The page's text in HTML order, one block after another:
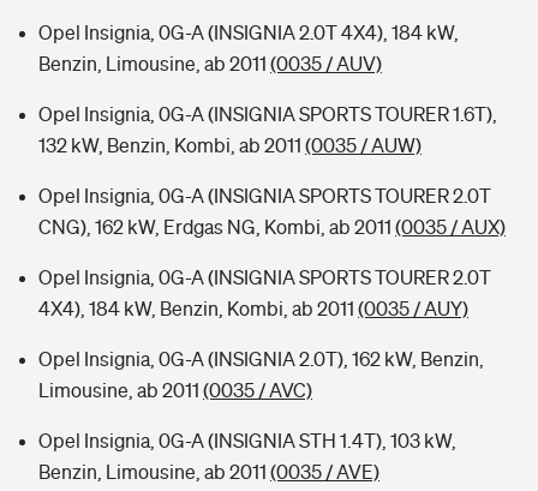
Opel Insignia, 0G-A (INSIGNIA 2.0T 4X4), 184 kW,
Benzin, Limousine, ab 2011 (0035 / AUV)
Opel Insignia, 0G-A (INSIGNIA SPORTS TOURER 1.6T),
132 kW, Benzin, Kombi, ab 2011 (0035 / AUW)
Opel Insignia, 0G-A (INSIGNIA SPORTS TOURER 2.0T
CNG), 162 kW, Erdgas NG, Kombi, ab 2011 (0035 / AUX)
Opel Insignia, 0G-A (INSIGNIA SPORTS TOURER 2.0T
4X4), 184 kW, Benzin, Kombi, ab 2011 (0035 / AUY)
Opel Insignia, 0G-A (INSIGNIA 2.0T), 162 kW, Benzin,
Limousine, ab 2011 (0035 / AVC)
Opel Insignia, 0G-A (INSIGNIA STH 1.4T), 103 kW,
Benzin, Limousine, ab 2011 (0035 / AVE)